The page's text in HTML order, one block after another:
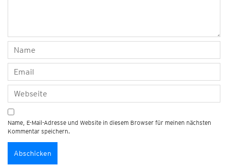
Name, E-Mail-Adresse und Website in diesem Browser für meinen nächsten
Kommentar speichern.